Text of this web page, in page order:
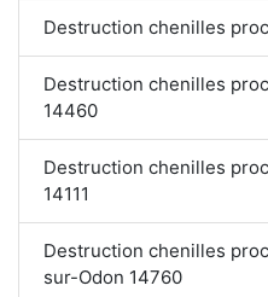
Destruction chenilles
Destruction chenilles
14460
Destruction chenilles
14111
Destruction chenilles
sur-Odon 14760